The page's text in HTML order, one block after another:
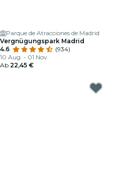
Parque de Atracciones de Madrid
Vergnügungspark Madrid
4.6
(934)
10 Aug. - 01 Nov.
Ab 22,45 €